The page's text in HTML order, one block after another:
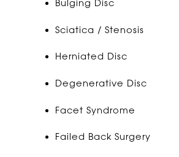
Bulging Disc
Sciatica / Stenosis
Herniated Disc
Degenerative Disc
Facet Syndrome
Failed Back Surgery